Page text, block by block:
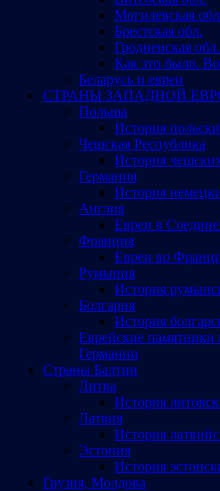
Могилевская
Брестская обл.
Гродненская обл.
Как это было.
Беларусь и евреи
СТРАНЫ ЗАПАДНОЙ
Польша
История
Чешская Республика
История
Германия
История
Англия
Евреи в
Франция
Евреи во
Румыния
История
Болгария
История
Еврейские памятники
Германии
Страны Балтии
Литва
История
Латвия
История
Эстония
История
Грузия, Молдова